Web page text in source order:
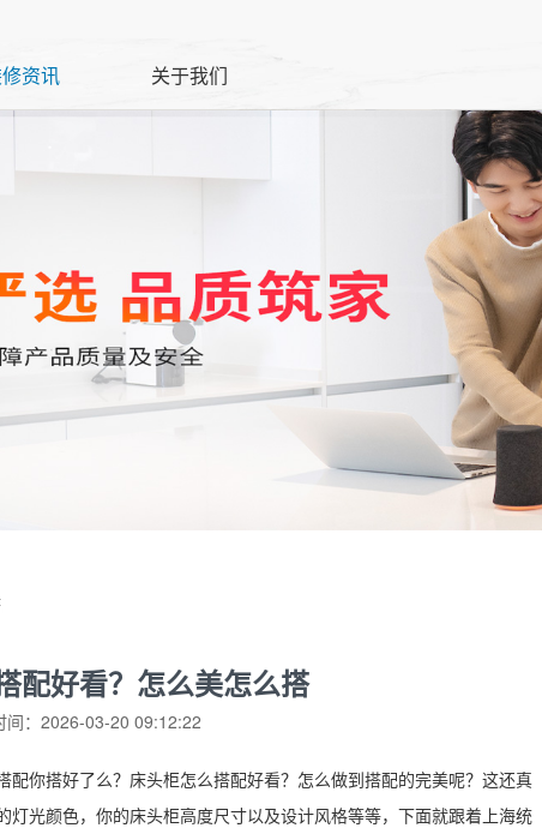
资讯 关于我们
配好看？怎么美怎么搭
间：2026-03-20 09:12:22
你搭好了么？床头柜怎么搭配好看？怎么做到搭配的完美呢？这还真
光颜色，你的床头柜高度尺寸以及设计风格等等，下面就跟着上海统